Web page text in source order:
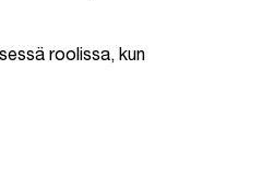
roolissa, kun